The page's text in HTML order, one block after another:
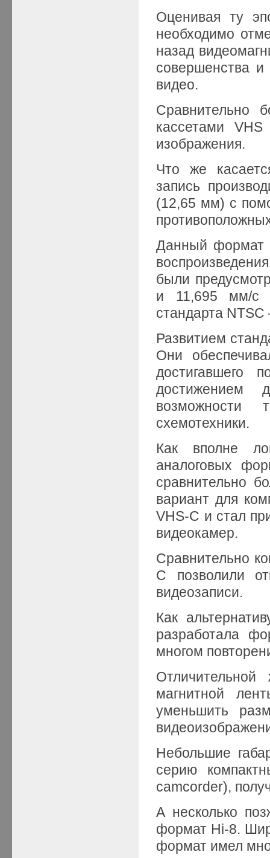
Оценивая ту
необходимо
назад
совершенства
видео.
Сравнительно
кассетами
изображения.
Что же
запись
(12,65 мм) с
Данный формат
были
и 11,695 мм/с
стандарта
Развитием
Они
достигавшего
достижением
возможности
схемотехники.
Как вполне
аналоговых
сравнительно
вариант для
VHS-C и стал
видеокамер.
Сравнительно
C позволили
видеозаписи.
Как
разработала
многом
магнитной
уменьшить
Небольшие
серию
camcorder),
А несколько
формат Hi-8.
формат имел